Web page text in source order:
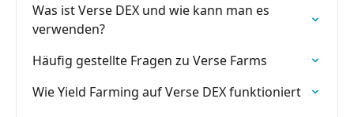
Was ist Verse DEX und wie kann man es
verwenden?
Häufig gestellte Fragen zu Verse Farms
Wie Yield Farming auf Verse DEX funktioniert